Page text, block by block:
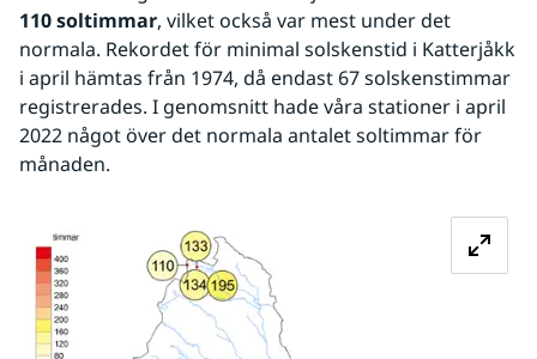
110 soltimmar, vilket också var mest under det
normala. Rekordet för minimal solskenstid i Katterjåkk
i april hämtas från 1974, då endast 67 solskenstimmar
registrerades. I genomsnitt hade våra stationer i april
2022 något över det normala antalet soltimmar för
månaden.